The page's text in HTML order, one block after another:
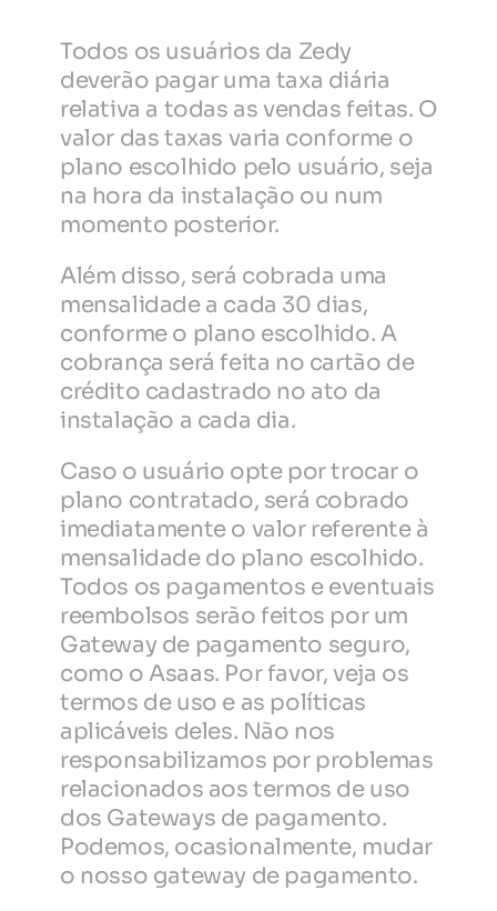
Todos os usuários da Zedy
deverão pagar uma taxa diária
relativa a todas as vendas feitas. O
valor das taxas varia conforme o
plano escolhido pelo usuário, seja
na hora da instalação ou num
momento posterior.
Além disso, será cobrada uma
mensalidade a cada 30 dias,
conforme o plano escolhido. A
cobrança será feita no cartão de
crédito cadastrado no ato da
instalação a cada dia.
Caso o usuário opte por trocar o
plano contratado, será cobrado
imediatamente o valor referente à
mensalidade do plano escolhido.
Todos os pagamentos e eventuais
reembolsos serão feitos por um
Gateway de pagamento seguro,
como o Asaas. Por favor, veja os
termos de uso e as políticas
aplicáveis deles. Não nos
responsabilizamos por problemas
relacionados aos termos de uso
dos Gateways de pagamento.
Podemos, ocasionalmente, mudar
o nosso gateway de pagamento.